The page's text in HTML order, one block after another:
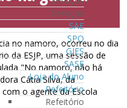
Serviços
SAE
SPO
GIES
SASE
Loja do Aluno
Refeitório
Refeitório
no namoro, ocorreu no dia
da ESJP, uma sessão de
"No namoro, não há
Cátia Silva, da
o agente da Escola